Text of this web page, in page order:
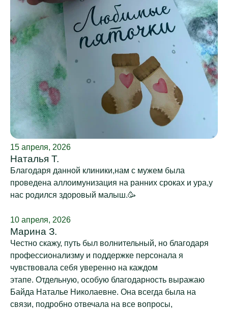
15 апреля, 2026
Наталья Т.
Благодаря данной клиники,нам с мужем была
проведена аллоимунизация на ранних сроках и ура,у
нас родился здоровый малыш.🥳
10 апреля, 2026
Марина З.
Честно скажу, путь был волнительный, но благодаря
профессионализму и поддержке персонала я
чувствовала себя уверенно на каждом
этапе. Отдельную, особую благодарность выражаю
Байда Наталье Николаевне. Она всегда была на
связи, подробно отвечала на все вопросы,